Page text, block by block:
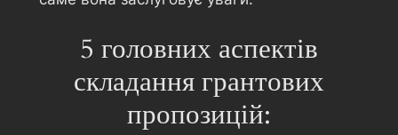
5 головних аспектів
складання грантових
пропозицій: